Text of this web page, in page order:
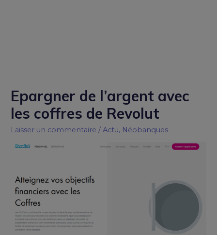
Epargner de l’argent avec
les coffres de Revolut
Laisser un commentaire /Actu, Néobanques